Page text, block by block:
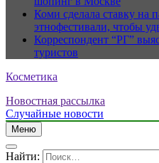
Коми сделала ставку на
этнофестивали, чтобы
Корреспондент “РГ”
туристов
Косметика
Новостная рассылка
Случайные новости
Меню
Найти: